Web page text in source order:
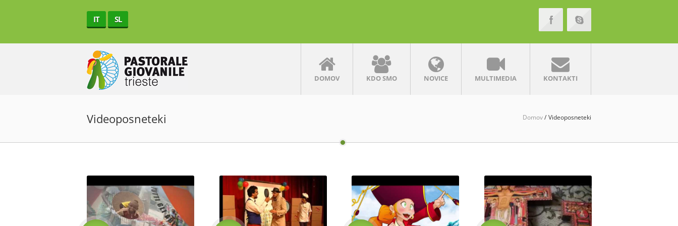
IT SL
DOMOV KDO SMO NOVICE MULTIMEDIA KONTAKTI
Videoposneteki Domov Videoposneteki